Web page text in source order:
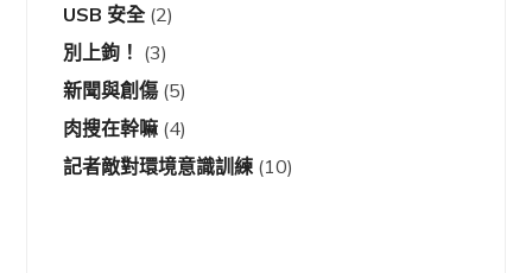
USB 安全(2)
別上鉤！ (3)
新聞與創傷 (5)
肉搜在幹嘛 (4)
記者敵對環境意識訓練 (10)